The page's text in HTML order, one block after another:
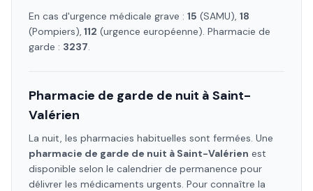
En cas d'urgence médicale grave : 15 (SAMU), 18
(Pompiers), 112 (urgence européenne). Pharmacie de
garde : 3237.
Pharmacie de garde de nuit à Saint-
Valérien
La nuit, les pharmacies habituelles sont fermées. Une
pharmacie de garde de nuit à Saint-Valérien est
disponible selon le calendrier de permanence pour
délivrer les médicaments urgents. Pour connaître la